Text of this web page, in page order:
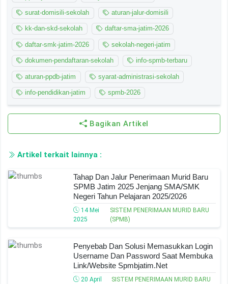
surat-domisili-sekolah aturan-jalur-domisili
kk-dan-skd-sekolah daftar-sma-jatim-2026
daftar-smk-jatim-2026 sekolah-negeri-jatim
dokumen-pendaftaran-sekolah info-spmb-terbaru
aturan-ppdb-jatim syarat-administrasi-sekolah
info-pendidikan-jatim spmb-2026
Bagikan Artikel
Artikel terkait lainnya :
Tahap Dan Jalur Penerimaan Murid Baru
SPMB Jatim 2025 Jenjang SMA/SMK
Negeri Tahun Pelajaran 2025/2026
14 Mei
2025
SISTEM PENERIMAAN MURID BARU
(SPMB)
Penyebab Dan Solusi Memasukkan Login
Username Dan Password Saat Membuka
Link/Website Spmbjatim.net
20 April
SISTEM PENERIMAAN MURID BARU